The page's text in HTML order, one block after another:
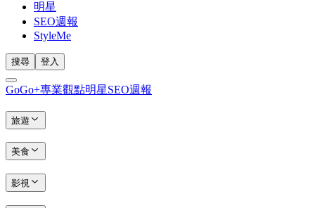
明星
SEO週報
StyleMe
搜尋 登入
GoGo+專業觀點明星SEO週報
旅遊
美食
影視